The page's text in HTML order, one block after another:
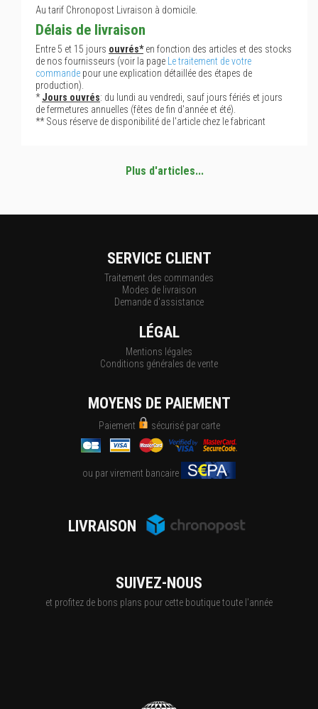
Au tarif Chronopost Livraison à domicile.
Délais de livraison
Entre 5 et 15 jours ouvrés*en fonction des articles et des stocks
de nos fournisseurs (voir la page
Le traitement de votre
commande pour une explication détaillée des étapes de
production).
*Jours ouvrés: du lundi au vendredi, sauf jours fériés et jours
de fermetures annuelles (fêtes de fin d'année et été).
** Sous réserve de disponibilité de l'article chez le fabricant
Plus d'articles...
SERVICE CLIENT
Traitement des commandes
Modes de livraison
Demande d'assistance
LÉGAL
Mentions légales
Conditions générales de vente
MOYENS DE PAIEMENT
Paiement sécurisé par carte
ou par virement bancaire
LIVRAISON
SUIVEZ-NOUS
et profitez de bons plans pour cette boutique toute l'année